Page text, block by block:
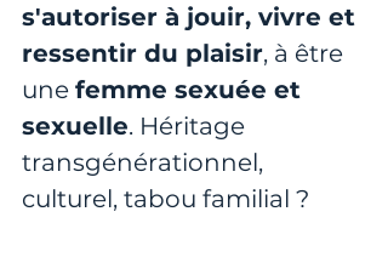
s'autoriser à jouir, vivre et
ressentir du plaisir, à être
une femme sexuée et
sexuelle. Héritage
transgénérationnel,
culturel, tabou familial ?